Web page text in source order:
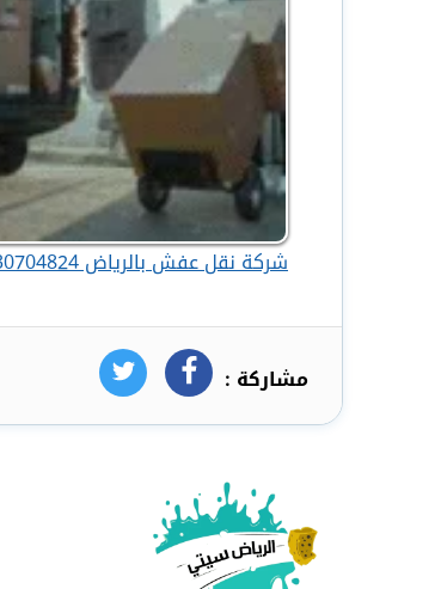
شركة نقل عفش بالرياض 0530704824
مشاركة : فيسبوكتويتر